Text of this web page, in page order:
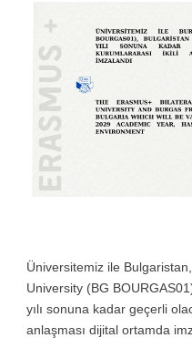
Üniversitemiz ile
University (BG
yılı sonuna kadar geçerli
anlaşması dijital ortamda